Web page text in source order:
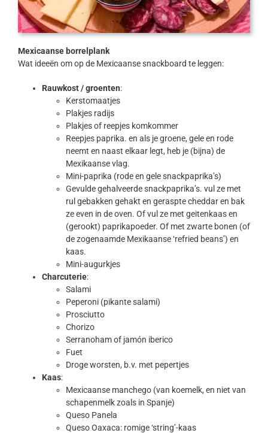
Mexicaanse borrelplank
Wat ideeën om op de Mexicaanse snackboard te leggen:
Rauwkost / groenten:
Kerstomaatjes
Plakjes radijs
Plakjes of reepjes komkommer
Reepjes paprika. en als je groene, gele en rode
neemt en naast elkaar legt, heb je (bijna) de
Mexikaanse vlag.
Mini-paprika (rode en gele snackpaprika’s)
Gevulde gehalveerde snackpaprika’s. vul ze met
rul gebakken gehakt en geraspte cheddar en bak
ze even in de oven. Of vul ze met geitenkaas en
(gerookt) paprikapoeder. Of met zwarte bonen (of
de zogenaamde Mexikaanse ‘refried beans’) en
kaas.
Mini-augurkjes
Charcuterie:
Salami
Peperoni (pikante salami)
Prosciutto
Chorizo
Serranoham of jamón iberico
Fuet
Droge worsten, b.v. met pepertjes
Kaas:
Mexicaanse manchego (van koemelk, en niet van
schapenmelk zoals in Spanje)
Queso Panela
Queso Oaxaca: romige ‘string’-kaas